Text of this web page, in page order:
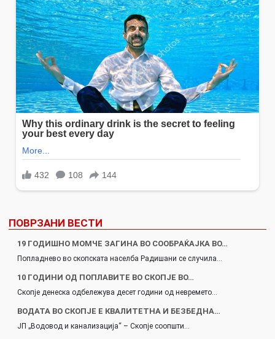
ПОВРЗАНИ ВЕСТИ
19 ГОДИШНО МОМЧЕ ЗАГИНА ВО СООБРАЌАЈКА ВО…
Попладнево во скопската населба Радишани се случила…
10 ГОДИНИ ОД ПОПЛАВИТЕ ВО СКОПЈЕ ВО…
Скопје денеска одбележува десет години од невремето…
ВОДАТА ВО СКОПЈЕ Е КВАЛИТЕТНА И БЕЗБЕДНА…
ЈП „Водовод и канализација“ – Скопје соопшти…